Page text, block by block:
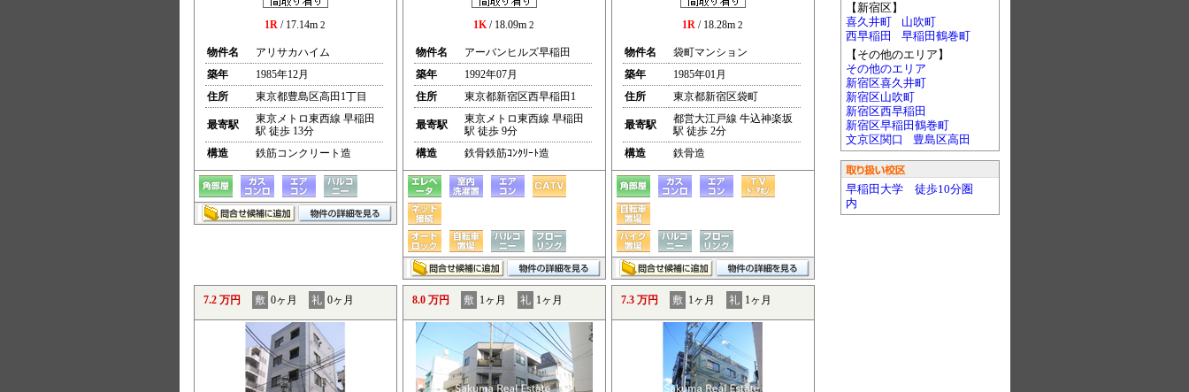
【新宿区】
喜久井町
山吹町
西早稲田
早稲田鶴巻町
【その他のエリア】
その他のエリア
新宿区喜久井町
新宿区山吹町
新宿区西早稲田
新宿区早稲田鶴巻町
文京区関口
豊島区高田
早稲田大学 徒歩10分圏
内
1R / 17.14m 2
物件名
アリサカハイム
築年
1985年12月
住所
東京都豊島区高田1丁目
最寄駅
東京メトロ東西線 早稲田
駅 徒歩 13分
構造
鉄筋コンクリート造
1K/ 18.09m 2
物件名
アーバンヒルズ早稲田
築年
1992年07月
住所
東京都新宿区西早稲田1
最寄駅
東京メトロ東西線 早稲田
駅 徒歩 9分
構造
鉄骨鉄筋ｺﾝｸﾘｰﾄ造
1R / 18.28m 2
物件名
袋町マンション
築年
1985年01月
住所
東京都新宿区袋町
最寄駅
都営大江戸線 牛込神楽坂
駅 徒歩 2分
構造
鉄骨造
7.2 万円 敷 0ヶ月 礼 0ヶ月 8.0 万円 敷 1ヶ月 礼 1ヶ月 7.3 万円 敷 1ヶ月 礼 1ヶ月